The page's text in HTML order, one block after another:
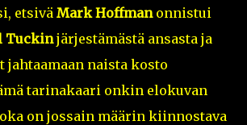
etsivä Mark Hoffmanonnistui
Tuckinjärjestämästä ansasta ja
jahtaamaan naista kosto
tarinakaari onkin elokuvan
on jossain määrin kiinnostava